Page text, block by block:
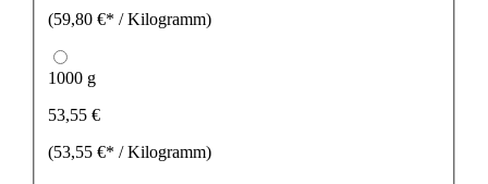
(59,80 €* / Kilogramm)
1000 g
53,55 €
(53,55 €* / Kilogramm)